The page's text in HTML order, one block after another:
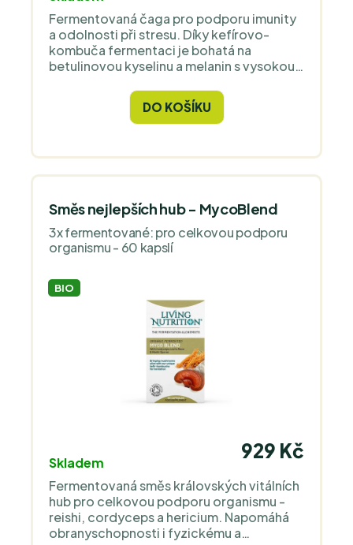
Fermentovaná čaga pro podporu imunity
a odolnosti při stresu. Díky kefírovo-
kombuča fermentaci je bohatá na
betulinovou kyselinu a melanin s vysokou
volně rostoucích plodnic.
DO KOŠÍKU
Směs nejlepších hub - MycoBlend
3x fermentované: pro celkovou podporu
organismu - 60 kapslí
BIO
Skladem
929 Kč
Fermentovaná směs královských vitálních
hub pro celkovou podporu organismu -
reishi, cordyceps a hericium. Napomáhá
obranyschopnosti i fyzickému a